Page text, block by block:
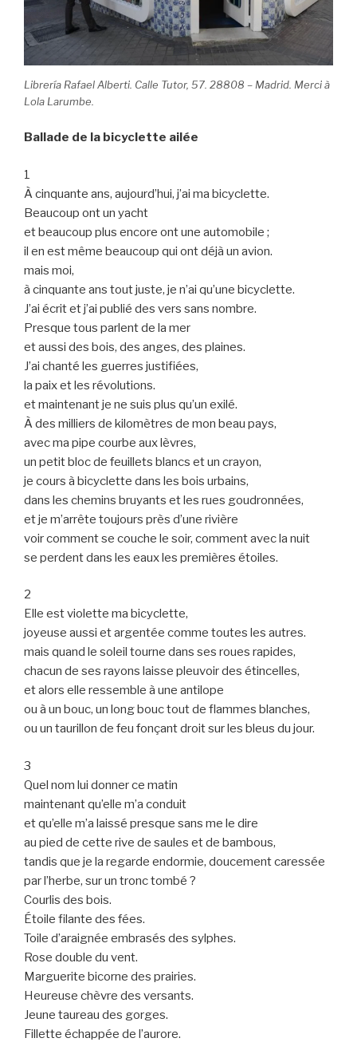
Librería Rafael Alberti. Calle Tutor, 57. 28808 – Madrid. Merci à
Lola Larumbe.
Ballade de la bicyclette ailée
1
À cinquante ans, aujourd’hui, j’ai ma bicyclette.
Beaucoup ont un yacht
et beaucoup plus encore ont une automobile ;
il en est même beaucoup qui ont déjà un avion.
mais moi,
à cinquante ans tout juste, je n’ai qu’une bicyclette.
J’ai écrit et j’ai publié des vers sans nombre.
Presque tous parlent de la mer
et aussi des bois, des anges, des plaines.
J’ai chanté les guerres justifiées,
la paix et les révolutions.
et maintenant je ne suis plus qu’un exilé.
À des milliers de kilomètres de mon beau pays,
avec ma pipe courbe aux lèvres,
un petit bloc de feuillets blancs et un crayon,
je cours à bicyclette dans les bois urbains,
dans les chemins bruyants et les rues goudronnées,
et je m’arrête toujours près d’une rivière
voir comment se couche le soir, comment avec la nuit
se perdent dans les eaux les premières étoiles.
2
Elle est violette ma bicyclette,
joyeuse aussi et argentée comme toutes les autres.
mais quand le soleil tourne dans ses roues rapides,
chacun de ses rayons laisse pleuvoir des étincelles,
et alors elle ressemble à une antilope
ou à un bouc, un long bouc tout de flammes blanches,
ou un taurillon de feu fonçant droit sur les bleus du jour.
3
Quel nom lui donner ce matin
maintenant qu’elle m’a conduit
et qu’elle m’a laissé presque sans me le dire
au pied de cette rive de saules et de bambous,
tandis que je la regarde endormie, doucement caressée
par l’herbe, sur un tronc tombé ?
Courlis des bois.
Étoile filante des fées.
Toile d’araignée embrasés des sylphes.
Rose double du vent.
Marguerite bicorne des prairies.
Heureuse chèvre des versants.
Jeune taureau des gorges.
Fillette échappée de l’aurore.